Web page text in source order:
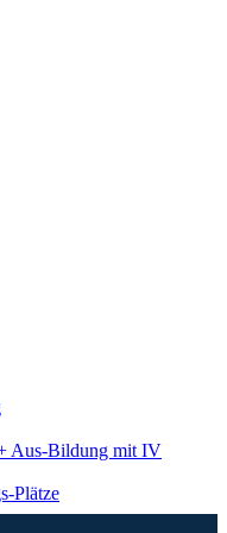
Aus-Bildung mit IV
Plätze